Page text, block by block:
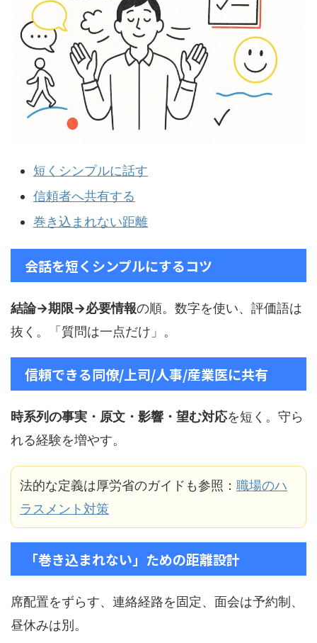
短くシンプルに話す
信頼者へ共有する
巻き込まれない距離
会話を短くシンプルにするコツ
結論→期限→必要情報の順。数字を使い、評価語は
抜く。「質問は一点だけ」。
信頼できる同僚/上司/人事/産業医に共有
時系列の事実・原文・影響・望む対応を短く。守ら
れる経験を増やす。
法的な定義は厚労省のガイドも参照： 職場のハ
ラスメント対策
「巻き込まれない」ための距離設計
席配置をずらす、連絡経路を固定、面会は予約制、
昼休みは別。